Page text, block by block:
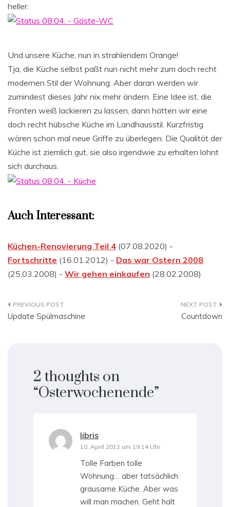
heller.
Und unsere Küche, nun in strahlendem Orange!
Tja, die Küche selbst paßt nun nicht mehr zum doch recht
modernen Stil der Wohnung. Aber daran werden wir
zumindest dieses Jahr nix mehr ändern. Eine Idee ist, die
Fronten weiß lackieren zu lassen, dann hätten wir eine
doch recht hübsche Küche im Landhausstil. Kurzfristig
wären schon mal neue Griffe zu überlegen. Die Qualität der
Küche ist ziemlich gut, sie also irgendwie zu erhalten lohnt
sich durchaus.
Auch Interessant:
Küchen-Renovierung Teil 4 (07.08.2020) -
Fortschritte (16.01.2012) - Das war Ostern 2008
(25.03.2008) - Wir gehen einkaufen (28.02.2008)
Beitragsnavigation
Update Spülmaschine Countdown
2 thoughts on
“Osterwochenende”
libris
10. April 2012 um 19:14 Uhr
Tolle Farben tolle
Wohnung… aber tatsächlich
grausame Küche. Aber was
will man machen. Geht halt